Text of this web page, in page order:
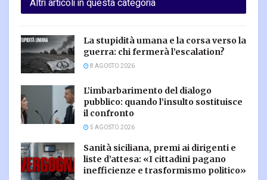
Altri articoli in questa categoria
La stupidità umana e la corsa verso la
guerra: chi fermerà l’escalation?
8 AGOSTO 2026
L’imbarbarimento del dialogo
pubblico: quando l’insulto sostituisce
il confronto
5 AGOSTO 2026
Sanità siciliana, premi ai dirigenti e
liste d’attesa: «I cittadini pagano
inefficienze e trasformismo politico»